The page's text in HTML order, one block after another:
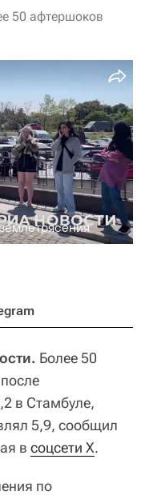
50 афтершоков
Более 50
в Стамбуле,
5,9, сообщил
в соцсети Х.
по